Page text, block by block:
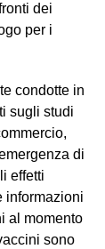
dei
per i
condotte in
sugli studi
di
effetti
informazioni
al momento
sono